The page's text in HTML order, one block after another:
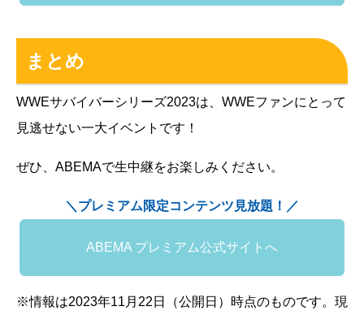
まとめ
WWEサバイバーシリーズ2023は、WWEファンにとって
見逃せない一大イベントです！
ぜひ、ABEMAで生中継をお楽しみください。
＼プレミアム限定コンテンツ見放題！／
ABEMA プレミアム公式サイトへ
※情報は2023年11月22日（公開日）時点のものです。現